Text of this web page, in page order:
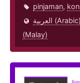
pinjaman,
العربية (Arabic)
(Malay)